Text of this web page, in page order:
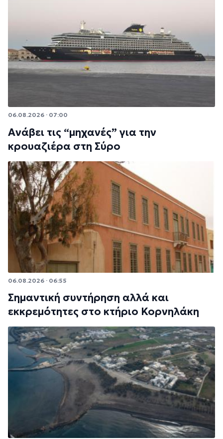
06.08.2026 · 07:00
Ανάβει τις “μηχανές” για την
κρουαζιέρα στη Σύρο
06.08.2026 · 06:55
Σημαντική συντήρηση αλλά και
εκκρεμότητες στο κτήριο Κορνηλάκη